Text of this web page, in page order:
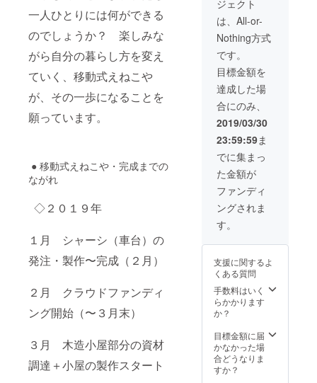
一人ひとりには何ができる
のでしょうか？ 楽しみな
がら自分の暮らし方を変え
ていく、移動式えねこや
が、その一歩になることを
願っています。
● 移動式えねこや・完成までの
ながれ
◇２０１９年
１月 シャーシ（車台）の
発注・製作〜完成（２月）
２月 クラウドファンディ
ング開始（〜３月末）
３月 木造小屋部分の資材
調達＋小屋の製作スタート
さい。
記入の
ない場
合は
IRE の
ユー
ザー名
を掲載
いたし
ます。
くださ
い。
ナー付
は、
2020年
3月末ま
だけま
す。 移
動式え
ねこや
の製作
ワーク
ショッ
プと完
成お披
露目会
に参加
できま
す（見
ワーク
ショッ
プは主
に４月
の土日
に開催
は決ま
り次第
お知ら
ば、え
ねこや
の話を
中心に
ネのミ
ニセミ
ナーも
開催で
きま
す。
（注）
「１週
間使え
る券」
ミニセ
ミナー
付 は、
でご利
だけま
す。 移
動式え
ねこや
の製作
ショッ
プと完
成お披
露目会
間以内
の範
囲。ま
た道路
幅や道
路形
状）に
よって
は指定
場所に
伺えな
い場合
もあり
ますの
でご注
意願い
ます。
ば、え
の話を
中心に
省エネ
や再エ
ネのミ
ナーも
開催で
きま
す。
ジェクト
は、All-or-
Nothing方式
です。
目標金額を
達成した場
合にのみ、
2019/03/30
23:59:59ま
でに集まっ
た金額が
ファンディ
ングされま
す。
支援に関するよ
くある質問
手数料はいく
らかかります
か？
目標金額に届
かなかった場
合どうなりま
すか？